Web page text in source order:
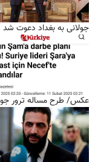
جولانی به بغداد دعوت شد
عکس/ طرح مساله ترور